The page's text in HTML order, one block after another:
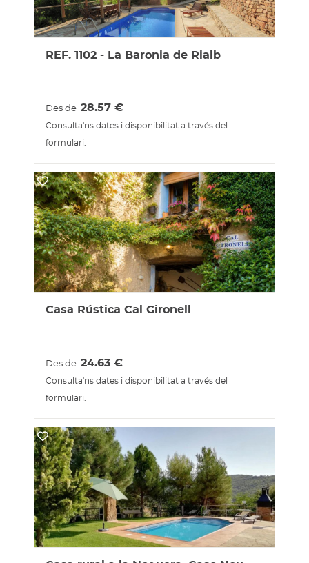
REF. 1102 - La Baronia de Rialb
Des de 28.57€
Consulta'ns dates i disponibilitat a través del
formulari.
Casa Rústica Cal Gironell
Des de 24.63€
Consulta'ns dates i disponibilitat a través del
formulari.